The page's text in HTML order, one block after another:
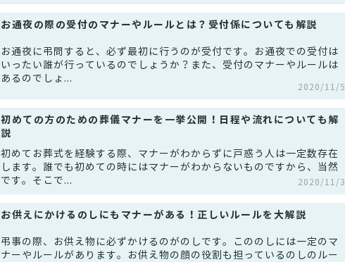
お通夜の際の受付のマナーやルールとは？受付係についても解説
お通夜に弔問すると、必ず最初に行うのが受付です。お通夜での受付は
いったい誰が行っているのでしょうか？また、受付のマナーやルールは
あるのでしょ...
2020/11/5
初めての方のための葬儀マナーを一挙公開！日程や流れについても解
説
初めてお葬式を経験する際、マナーがわからずに戸惑う人は一定数存在
します。誰でも初めての時にはマナーがわからないものですから、当然
です。そこで...
2020/11/3
お供えにかけるのしにもマナーがある！正しいルールを大解説
弔事の際、お供え物に必ずかけるのがのしです。こののしには一定のマ
ナーやルールがあります。お供え物の顔の役割も担っているのしのルー